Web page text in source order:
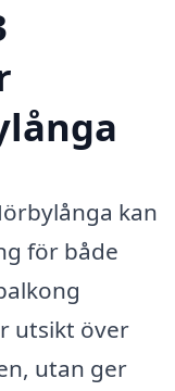
kan
för både
utsikt över
utan ger